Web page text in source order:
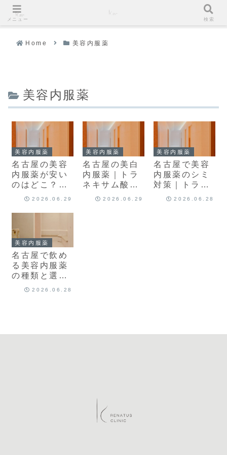
Home 美容内服薬
美容内服薬
美容内服薬
名古屋の美容
内服薬が安い
のはどこ？種
類別の料金の
2026.06.29
美容内服薬
名古屋の美白
内服薬｜トラ
ネキサム酸・
ビタミンCの
2026.06.29
美容内服薬
名古屋で美容
内服薬のシミ
対策｜トラネ
キサム酸ほか
2026.06.28
美容内服薬
名古屋で飲め
る美容内服薬
の種類と選び
2026.06.28
メニュー 検索